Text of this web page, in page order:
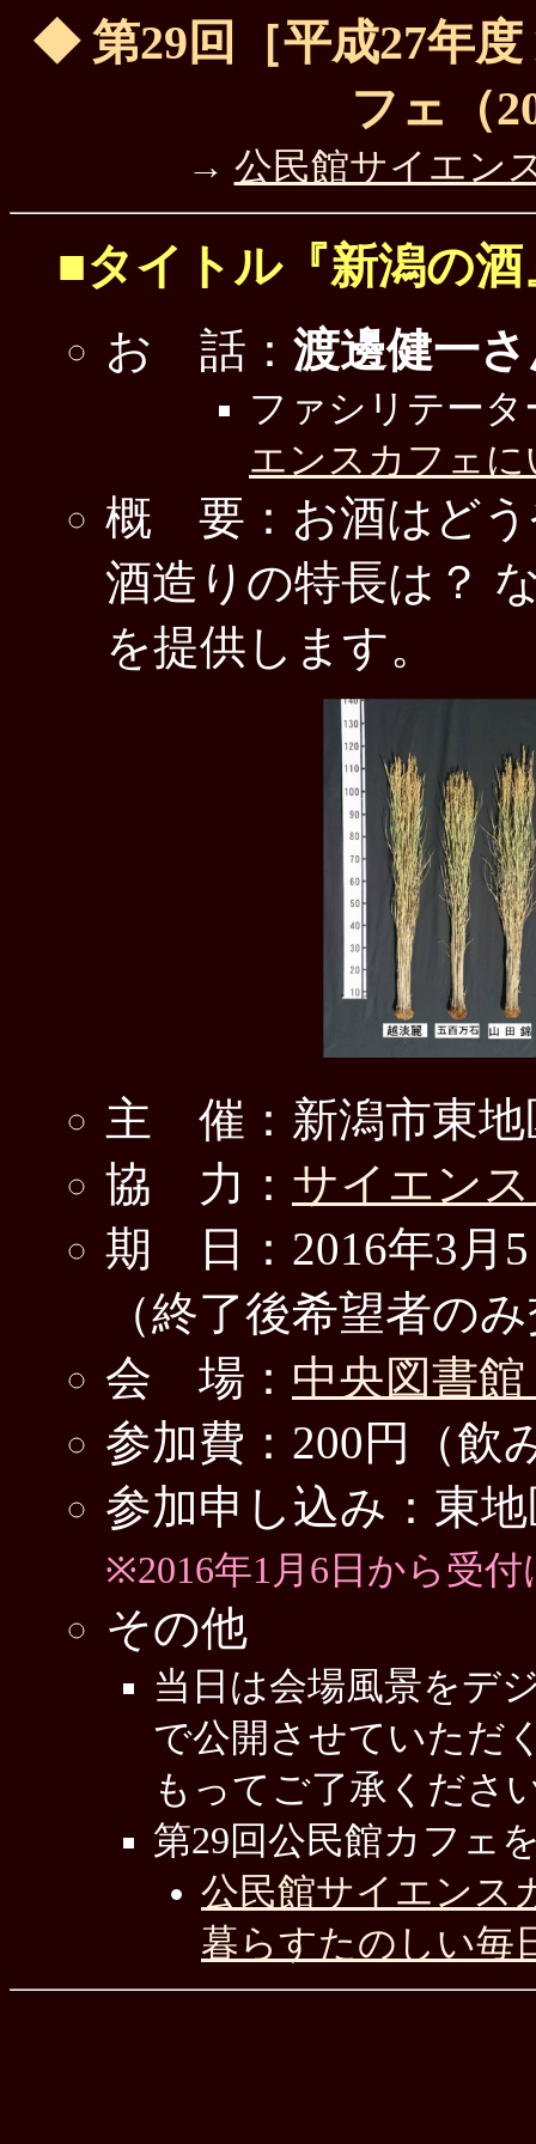
◆ 第29回［平成27年
フェ（
→ 公民館サイエン
■タイトル『新潟の酒
お 話： 渡邊健一
ファシリテー
エンスカフェ
概 要：お酒はどう
酒造りの特長は？
を提供します。
主 催：新潟市東地
協 力： サイエン
期 日：2016年3月5
（終了後希望者の
会 場： 中央図書
参加費：200円（飲
参加申し込み：東
※2016年1月6日から受
その他
当日は会場風景をデ
で公開させていただ
もってご了承くださ
第29回公民館カフェ
公民館サイエンス
暮らすたのしい毎